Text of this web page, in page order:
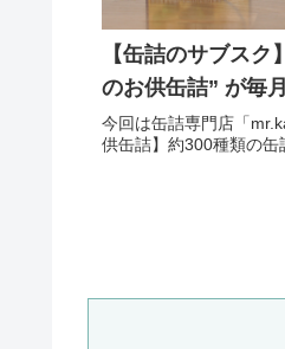
【缶詰のサブス
のお供缶詰” が毎
今回は缶詰専門店「
供缶詰】約300種類の缶